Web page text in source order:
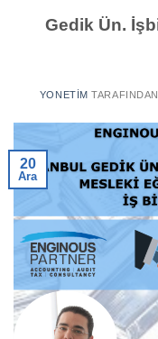
Gedik Ün.
YONETIM TARAFINDAN
20
Ara